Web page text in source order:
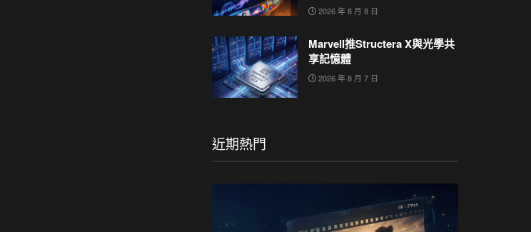
2026 年 8 月 8 日
Marvell推Structera X與光學共
享記憶體
2026 年 8 月 7 日
近期熱門